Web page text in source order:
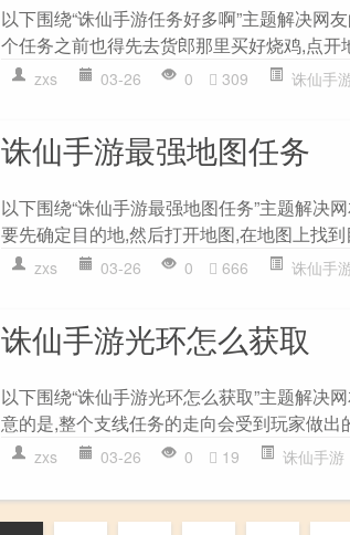
以下围绕“诛仙手游任务好多啊”主题解决网
个任务之前也得先去货郎那里买好烧鸡,点开
zxs 03-26 0 309 诛仙手
诛仙手游最强地图任务
以下围绕“诛仙手游最强地图任务”主题解决
要先确定目的地,然后打开地图,在地图上找到
zxs 03-26 0 666 诛仙手
诛仙手游光环怎么获取
以下围绕“诛仙手游光环怎么获取”主题解决
意的是,整个支线任务的走向会受到玩家做出
zxs 03-26 0 19 诛仙手游